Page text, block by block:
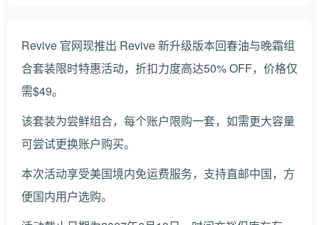
Revive 官网现推出 Revive 新升级版本回春油与晚霜组
合套装限时特惠活动，折扣力度高达50% OFF，价格仅
需$49。
该套装为尝鲜组合，每个账户限购一套，如需更大容量
可尝试更换账户购买。
本次活动享受美国境内免运费服务，支持直邮中国，方
便国内用户选购。